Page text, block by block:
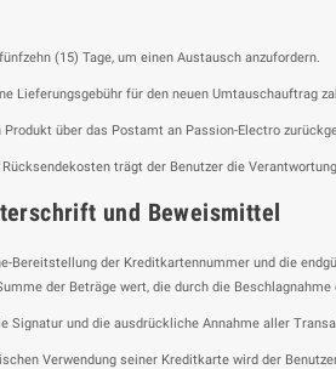
(15) Tage, um einen Austausch anzufordern.
Lieferungsgebühr für den neuen Umtauschauftrag
Produkt über das Postamt an Passion-Electro
trägt der Benutzer die
und Beweismittel
Bereitstellung der Kreditkartennummer und die
der Beträge wert, die durch die
Signatur und die ausdrückliche Annahme aller
Verwendung seiner Kreditkarte wird der